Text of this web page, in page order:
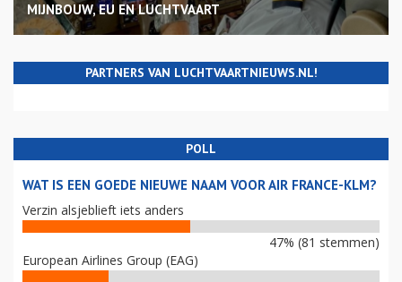
MIJNBOUW, EU EN LUCHTVAART
PARTNERS VAN LUCHTVAARTNIEUWS.NL!
POLL
WAT IS EEN GOEDE NIEUWE NAAM VOOR AIR FRANCE-KLM?
Verzin alsjeblieft iets anders
47% (81 stemmen)
European Airlines Group (EAG)